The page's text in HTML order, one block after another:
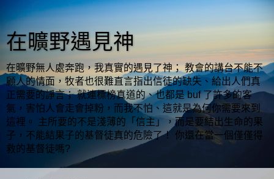
在曠野遇見神
在曠野無人處奔跑，我真實的遇見了神； 教會的講台不能不
顧人的情面，牧者也很難直言指出信徒的缺失、給出人們真
正需要的諍言； 就連標榜真道的、也都是 buf 了許多的客
氣，害怕人會走會掉粉，而我不怕、這就是為何你需要來到
這裡。 主所要的不是淺薄的「信主」，而是要結出生命的果
子，不能結果子的基督徒真的危險了！ 你還在當一個僅僅得
救的基督徒嗎?